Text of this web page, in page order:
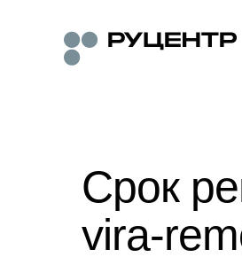
Срок
vira-